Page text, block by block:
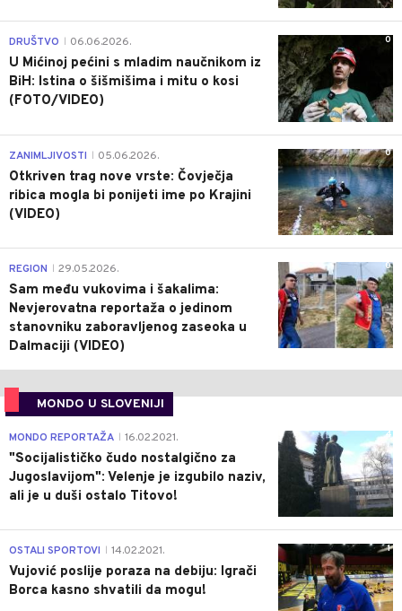
0
DRUŠTVO 06.06.2026.
U Mićinoj pećini s mladim naučnikom iz
BiH: Istina o šišmišima i mitu o kosi
(FOTO/VIDEO)
0
ZANIMLJIVOSTI 05.06.2026.
Otkriven trag nove vrste: Čovječja
ribica mogla bi ponijeti ime po Krajini
(VIDEO)
0
REGION 29.05.2026.
Sam među vukovima i šakalima:
Nevjerovatna reportaža o jedinom
stanovniku zaboravljenog zaseoka u
Dalmaciji (VIDEO)
MONDO U SLOVENIJI
4
MONDO REPORTAŽA 16.02.2021.
"Socijalističko čudo nostalgično za
Jugoslavijom": Velenje je izgubilo naziv,
ali je u duši ostalo Titovo!
1
OSTALI SPORTOVI 14.02.2021.
Vujović poslije poraza na debiju: Igrači
Borca kasno shvatili da mogu!